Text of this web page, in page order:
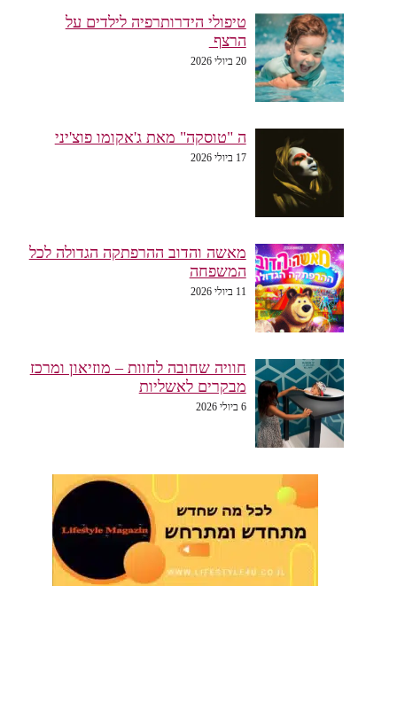
טיפולי הידרותרפיה לילדים על
הרצף
20 ביולי 2026
ה "טוסקה" מאת ג'אקומו פוצ'יני
17 ביולי 2026
מאשה והדוב ההרפתקה הגדולה לכל
המשפחה
11 ביולי 2026
חוויה שחובה לחוות – מוזיאון ומרכז
מבקרים לאשליות
6 ביולי 2026